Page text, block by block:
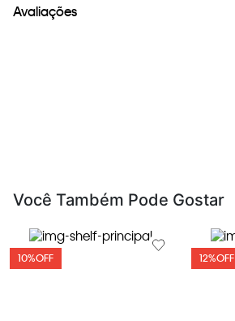
Avaliações
Você Também Pode Gostar
10%OFF 12%OFF